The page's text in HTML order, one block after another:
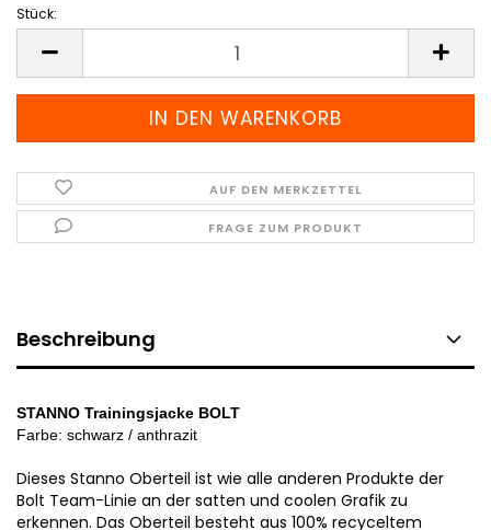
Stück:
AUF DEN MERKZETTEL
FRAGE ZUM PRODUKT
Beschreibung
STANNO Trainingsjacke BOLT
Farbe: schwarz / anthrazit
Dieses Stanno Oberteil ist wie alle anderen Produkte der
Bolt Team-Linie an der satten und coolen Grafik zu
erkennen. Das Oberteil besteht aus 100% recyceltem